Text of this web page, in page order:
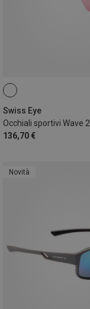
Swiss Eye
Occhiali sportivi Wave 2
136,70 €
Novità